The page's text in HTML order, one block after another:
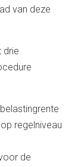
van deze
drie
regelniveau
de